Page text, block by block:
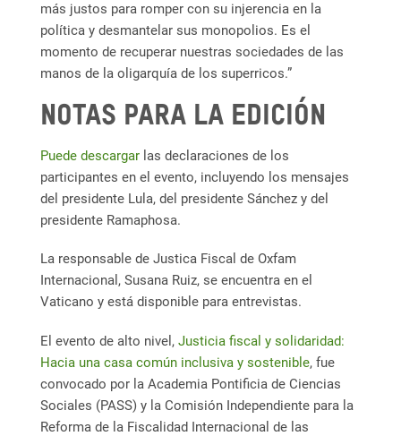
más justos para romper con su injerencia en la
política y desmantelar sus monopolios. Es el
momento de recuperar nuestras sociedades de las
manos de la oligarquía de los superricos.”
Notas para la edición
Puede descargar las declaraciones de los
participantes en el evento, incluyendo los mensajes
del presidente Lula, del presidente Sánchez y del
presidente Ramaphosa.
La responsable de Justica Fiscal de Oxfam
Internacional, Susana Ruiz, se encuentra en el
Vaticano y está disponible para entrevistas.
El evento de alto nivel, Justicia fiscal y solidaridad:
Hacia una casa común inclusiva y sostenible, fue
convocado por la Academia Pontificia de Ciencias
Sociales (PASS) y la Comisión Independiente para la
Reforma de la Fiscalidad Internacional de las